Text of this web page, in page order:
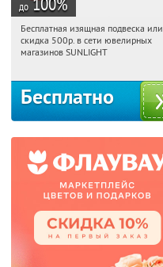
до
19:59:12 Получили:
Россия
Бесплатная изящная подвеска или
скидка 500р. в сети ювелирных
магазинов SUNLIGHT
Бесплатно